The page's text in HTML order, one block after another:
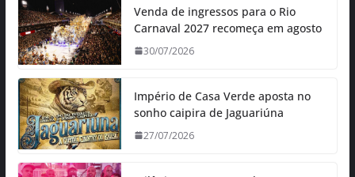
Venda de ingressos para o Rio
Carnaval 2027 recomeça em agosto
30/07/2026
Império de Casa Verde aposta no
sonho caipira de Jaguariúna
27/07/2026